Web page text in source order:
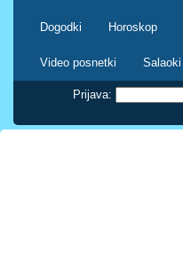
Dogodki Horoskop
Video posnetki Salaoki
Prijava: